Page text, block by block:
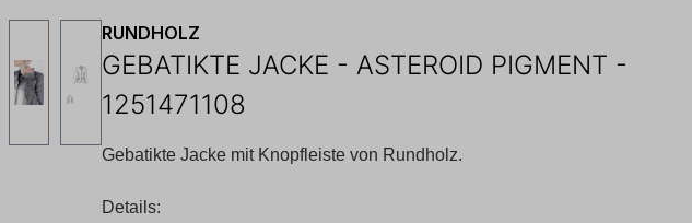
RUNDHOLZ
GEBATIKTE JACKE - ASTEROID PIGMENT -
1251471108
Gebatikte Jacke mit Knopfleiste von Rundholz.
Details: